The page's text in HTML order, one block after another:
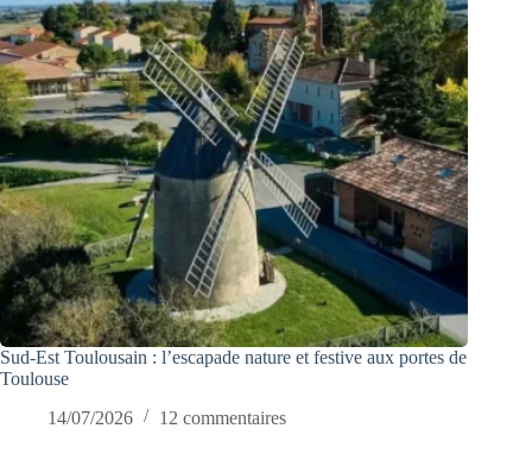
Sud-Est Toulousain : l’escapade nature et festive aux portes de
Toulouse
14/07/2026
12 commentaires